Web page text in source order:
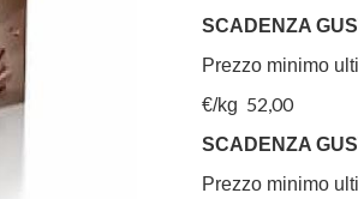
SCADENZA
Prezzo minimo
€/kg 52,00
SCADENZA
Prezzo minimo